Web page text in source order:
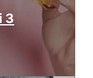
3